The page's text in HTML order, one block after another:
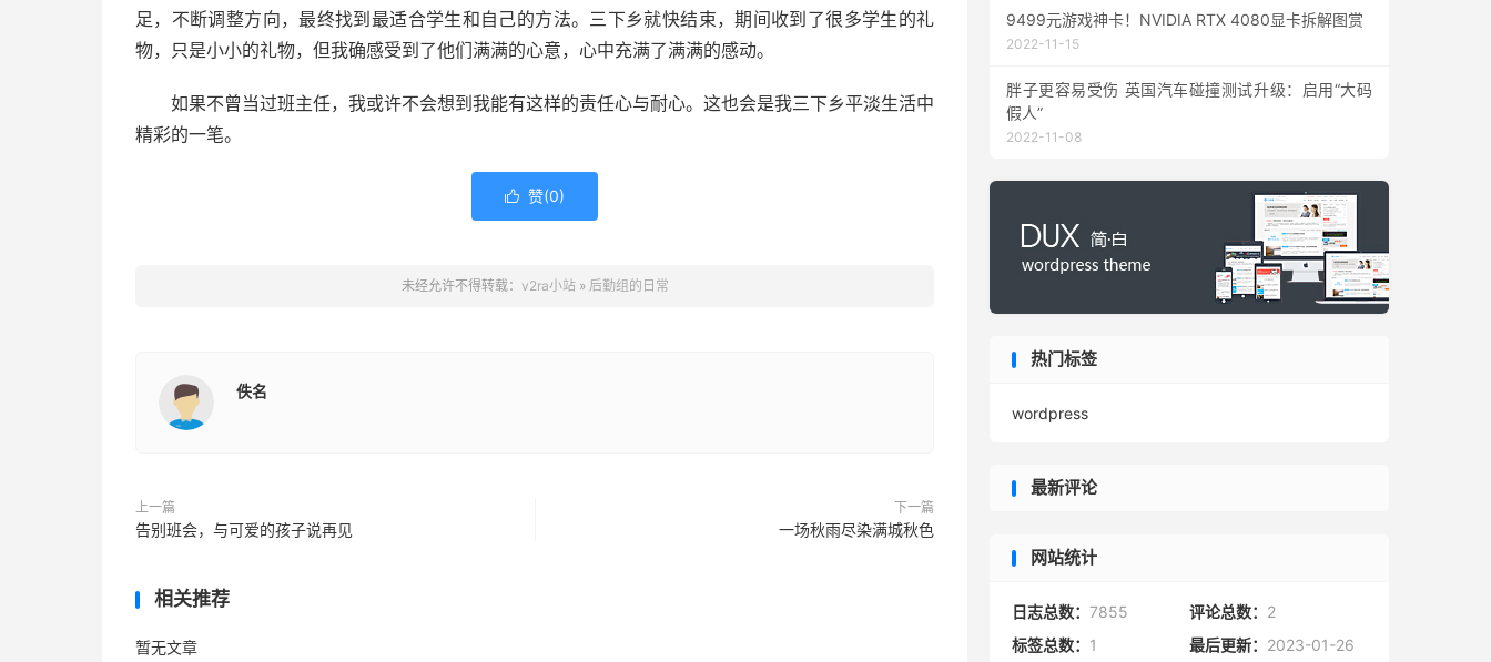
足，不断调整方向，最终找到最适合学生和自己的方法。三下乡就快结束，期间收到了很多学生的礼
物，只是小小的礼物，但我确感受到了他们满满的心意，心中充满了满满的感动。
如果不曾当过班主任，我或许不会想到我能有这样的责任心与耐心。这也会是我三下乡平淡生活中
精彩的一笔。
 赞(0)
未经允许不得转载： v2ra小站» 后勤组的日常
佚名
上一篇
告别班会，与可爱的孩子说再见
下一篇
一场秋雨尽染满城秋色
相关推荐
暂无文章
9499元游戏神卡！NVIDIA RTX 4080显卡拆解图赏
2022-11-15
胖子更容易受伤 英国汽车碰撞测试升级：启用“大码
假人”
2022-11-08
热门标签
wordpress
最新评论
网站统计
日志总数： 7855 评论总数： 2
标签总数： 1 最后更新： 2023-01-26